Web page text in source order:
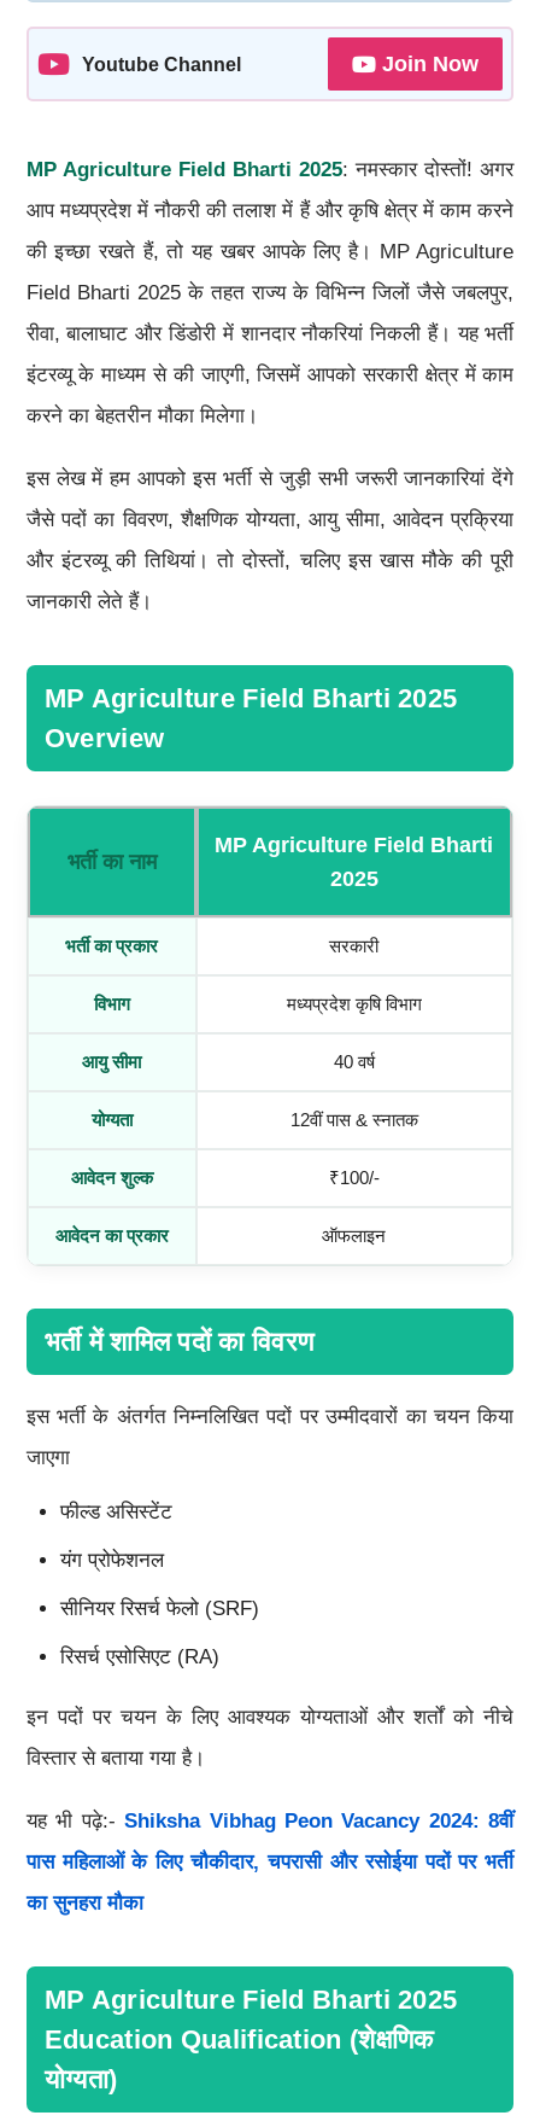
Youtube Channel Join Now
MP Agriculture Field Bharti 2025: नमस्कार दोस्तों! अगर
आप मध्यप्रदेश में नौकरी की तलाश में हैं और कृषि क्षेत्र में काम करने
की इच्छा रखते हैं, तो यह खबर आपके लिए है। MP Agriculture
Field Bharti 2025 के तहत राज्य के विभिन्न जिलों जैसे जबलपुर,
रीवा, बालाघाट और डिंडोरी में शानदार नौकरियां निकली हैं। यह भर्ती
इंटरव्यू के माध्यम से की जाएगी, जिसमें आपको सरकारी क्षेत्र में काम
करने का बेहतरीन मौका मिलेगा।
इस लेख में हम आपको इस भर्ती से जुड़ी सभी जरूरी जानकारियां देंगे
जैसे पदों का विवरण, शैक्षणिक योग्यता, आयु सीमा, आवेदन प्रक्रिया
और इंटरव्यू की तिथियां। तो दोस्तों, चलिए इस खास मौके की पूरी
जानकारी लेते हैं।
MP Agriculture Field Bharti 2025
Overview
भर्ती का नाम
MP Agriculture Field Bharti
2025
भर्ती का प्रकार सरकारी
विभाग मध्यप्रदेश कृषि विभाग
आयु सीमा 40 वर्ष
योग्यता 12वीं पास & स्नातक
आवेदन शुल्क ₹100/-
आवेदन का प्रकार ऑफलाइन
भर्ती में शामिल पदों का विवरण
इस भर्ती के अंतर्गत निम्नलिखित पदों पर उम्मीदवारों का चयन किया
जाएगा
फील्ड असिस्टेंट
यंग प्रोफेशनल
सीनियर रिसर्च फेलो (SRF)
रिसर्च एसोसिएट (RA)
इन पदों पर चयन के लिए आवश्यक योग्यताओं और शर्तों को नीचे
विस्तार से बताया गया है।
यह भी पढ़े:-Shiksha Vibhag Peon Vacancy 2024: 8वीं
पास महिलाओं के लिए चौकीदार, चपरासी और रसोईया पदों पर भर्ती
का सुनहरा मौका
MP Agriculture Field Bharti 2025
Education Qualification (शेक्षणिक
योग्यता)